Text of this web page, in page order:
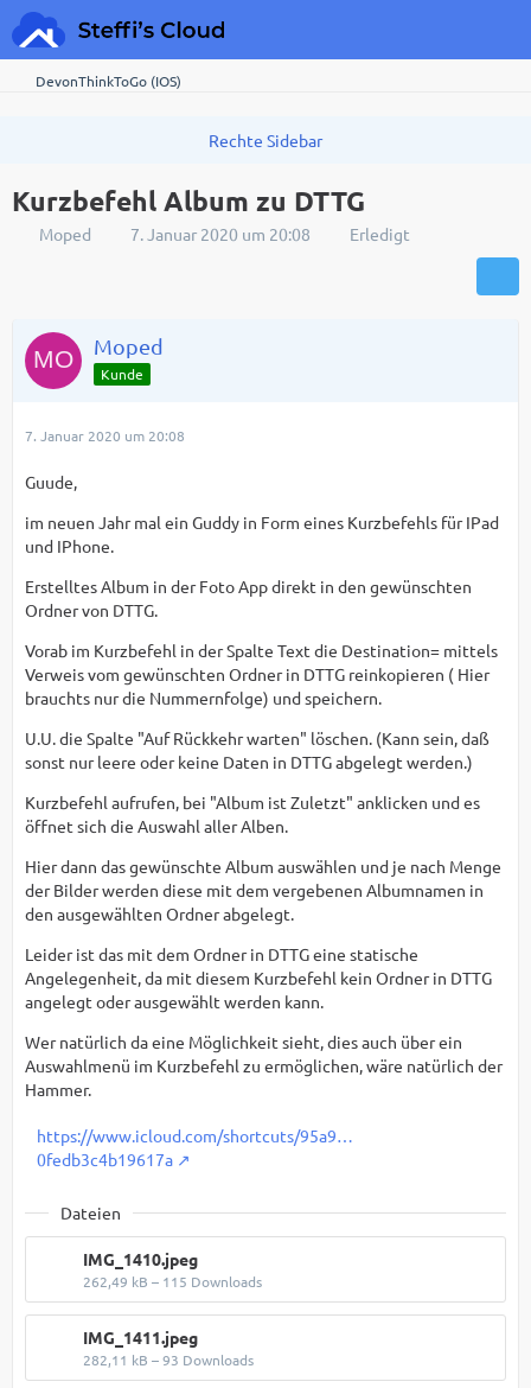
DevonThinkToGo (IOS)
Kurzbefehl Album zu DTTG
Moped 7. Januar 2020 um 20:08 Erledigt
Moped
Kunde
7. Januar 2020 um 20:08
Guude,
im neuen Jahr mal ein Guddy in Form eines Kurzbefehls für IPad
und IPhone.
Erstelltes Album in der Foto App direkt in den gewünschten
Ordner von DTTG.
Vorab im Kurzbefehl in der Spalte Text die Destination= mittels
Verweis vom gewünschten Ordner in DTTG reinkopieren ( Hier
brauchts nur die Nummernfolge) und speichern.
U.U. die Spalte "Auf Rückkehr warten" löschen. (Kann sein, daß
sonst nur leere oder keine Daten in DTTG abgelegt werden.)
Kurzbefehl aufrufen, bei "Album ist Zuletzt" anklicken und es
öffnet sich die Auswahl aller Alben.
Hier dann das gewünschte Album auswählen und je nach Menge
der Bilder werden diese mit dem vergebenen Albumnamen in
den ausgewählten Ordner abgelegt.
Leider ist das mit dem Ordner in DTTG eine statische
Angelegenheit, da mit diesem Kurzbefehl kein Ordner in DTTG
angelegt oder ausgewählt werden kann.
Wer natürlich da eine Möglichkeit sieht, dies auch über ein
Auswahlmenü im Kurzbefehl zu ermöglichen, wäre natürlich der
Hammer.
https://www.icloud.com/shortcuts/95a9…
0fedb3c4b19617a
Dateien
IMG_1410.jpeg
262,49 kB – 115 Downloads
IMG_1411.jpeg
282,11 kB – 93 Downloads